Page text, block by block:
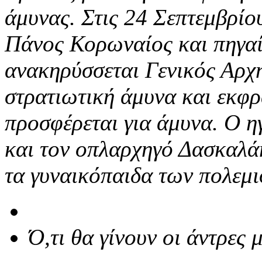
άμυνας. Στις 24
Πάνος Κορωναίος και
ανακηρύσσεται Γενικός
στρατιωτική άμυνα και
προσφέρεται για άμυνα. Ο
και τον οπλαρχηγό
τα γυναικόπαιδα των
Ό,τι θα γίνουν οι άντρες